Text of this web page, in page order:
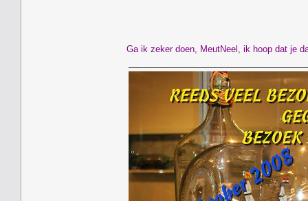
Ga ik zeker doen, MeutNeel, ik hoop dat je